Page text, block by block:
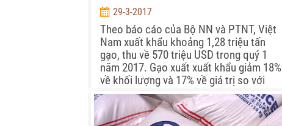
29-3-2017
Theo báo cáo của Bộ NN và PTNT, Việt
Nam xuất khẩu khoảng 1,28 triệu tấn
gạo, thu về 570 triệu USD trong quý 1
năm 2017. Gạo xuất xuất khẩu giảm 18%
về khối lượng và 17% về giá trị so với
cùng kỳ năm trước.